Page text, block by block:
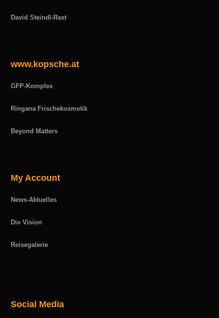
David Steindl-Rast
www.kopsche.at
GFP-Komplex
Ringana Frischekosmetik
Beyond Matters
My Account
News-Aktuelles
Die Vision
Reisegalerie
Social Media